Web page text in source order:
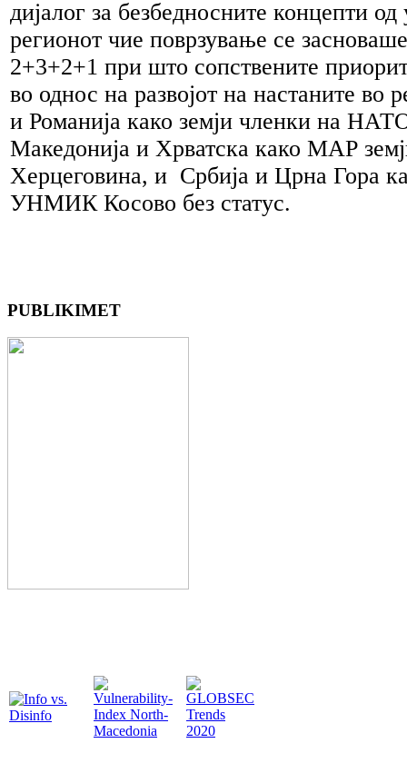
дијалог за безбедносните концепти
регионот чие поврзување се
2+3+2+1 при што сопствените
во однос на развојот на настаните во
и Романија како земји членки на
Македонија и Хрватска како МАР
Херцеговина, и Србија и Црна Гора
УНМИК Косово без статус.
PUBLIKIMET